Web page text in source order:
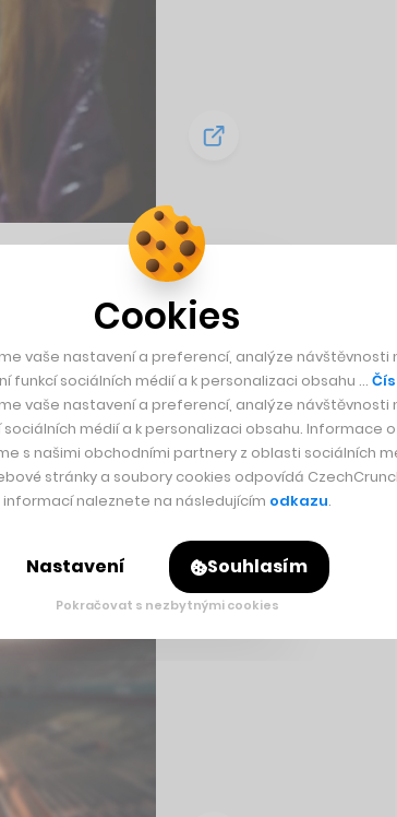
k
Cookies
vaše nastavení a preferencí, analýze návštěvnosti
funkcí sociálních médií a k personalizaci obsahu …
vaše nastavení a preferencí, analýze návštěvnosti
médií a k personalizaci obsahu. Informace o
s našimi obchodními partnery z oblasti sociálních
stránky a soubory cookies odpovídá
informací naleznete na následujícím odkazu.
Nastavení Souhlasím
Pokračovat s nezbytnými cookies